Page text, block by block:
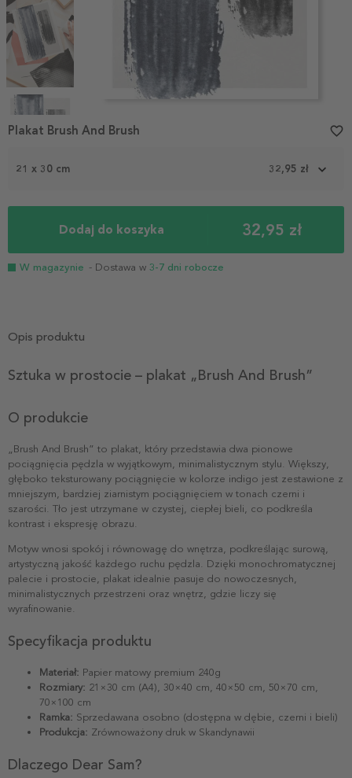
1
21 x 30 cm 32,95 zł
Dodaj do koszyka 32,95 zł
W magazynie - Dostawa w 3-7 dni robocze
Plakat Brush And Brush favorite_border
Opis produktu
Sztuka w prostocie – plakat „Brush And Brush”
O produkcie
„Brush And Brush” to plakat, który przedstawia dwa pionowe
pociągnięcia pędzla w wyjątkowym, minimalistycznym stylu. Większy,
głęboko teksturowany pociągnięcie w kolorze indigo jest zestawione z
mniejszym, bardziej ziarnistym pociągnięciem w tonach czerni i
szarości. Tło jest utrzymane w czystej, ciepłej bieli, co podkreśla
kontrast i ekspresję obrazu.
Motyw wnosi spokój i równowagę do wnętrza, podkreślając surową,
artystyczną jakość każdego ruchu pędzla. Dzięki monochromatycznej
palecie i prostocie, plakat idealnie pasuje do nowoczesnych,
minimalistycznych przestrzeni oraz wnętrz, gdzie liczy się
wyrafinowanie.
Specyfikacja produktu
Materiał: Papier matowy premium 240g
Rozmiary: 21×30 cm (A4), 30×40 cm, 40×50 cm, 50×70 cm,
70×100 cm
Ramka: Sprzedawana osobno (dostępna w dębie, czerni i bieli)
Produkcja: Zrównoważony druk w Skandynawii
Dlaczego Dear Sam?